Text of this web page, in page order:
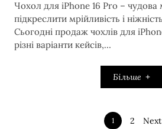
Чохол для iPhone 16 Pro – чудова
підкреслити мрійливість і
Сьогодні продаж чохлів для
різні варіанти кейсів,…
Більше
1 2 Next